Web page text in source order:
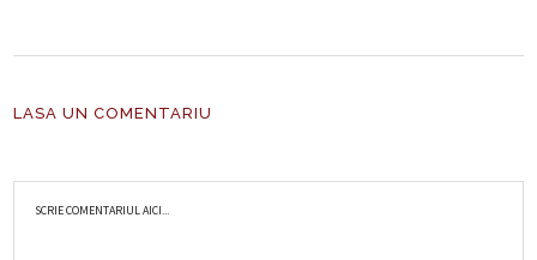
LASA UN COMENTARIU